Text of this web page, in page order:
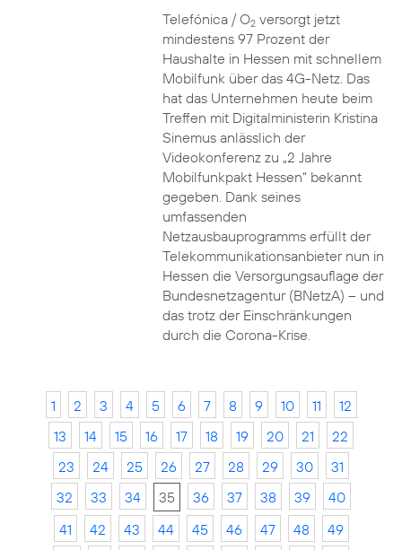
Telefónica / O2versorgt jetzt
mindestens 97 Prozent der
Haushalte in Hessen mit schnellem
Mobilfunk über das 4G-Netz. Das
hat das Unternehmen heute beim
Treffen mit Digitalministerin Kristina
Sinemus anlässlich der
Videokonferenz zu „2 Jahre
Mobilfunkpakt Hessen“ bekannt
gegeben. Dank seines
umfassenden
Netzausbauprogramms erfüllt der
Telekommunikationsanbieter nun in
Hessen die Versorgungsauflage der
Bundesnetzagentur (BNetzA) – und
das trotz der Einschränkungen
durch die Corona-Krise.
1 2 3 4 5 6 7 8 9 10 11
12
13
14 15 16 17 18 19 20 21
22
23
24 25 26 27 28 29 30
31
32
33 34 35 36 37 38 39
40
41
42 43 44 45 46 47 48
49